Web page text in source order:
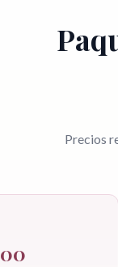
Precios